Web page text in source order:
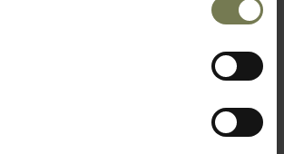
af organisk madaffald 6,6% af den
vil vi udvikle en målemetode, som opdeler
og konkret affald.